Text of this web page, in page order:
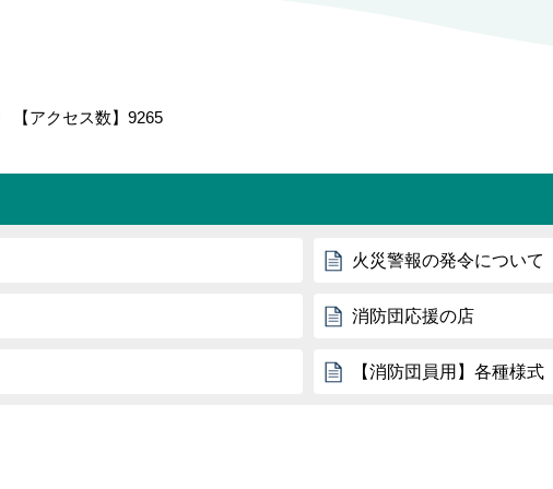
【アクセス数】 9265
火災警報の発令について
消防団応援の店
【消防団員用】各種様式